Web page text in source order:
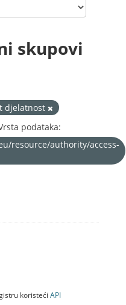
skupovi
djelatnost
podataka:
resource/authority/access-
koristeći API